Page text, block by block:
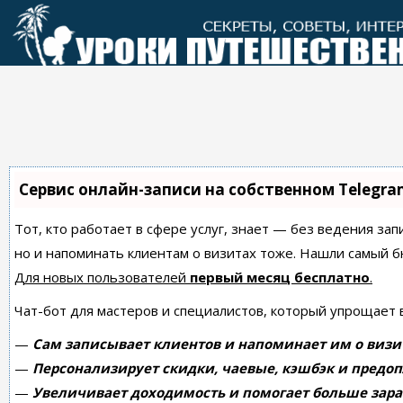
Перейти
контенту
Сервис онлайн-записи на собственном
Тот, кто работает в сфере услуг, знает — без ведения
но и напоминать клиентам о визитах тоже. Нашли самый
Для новых пользователей первый месяц бесплатно.
Чат-бот для мастеров и специалистов, который упрощает
— Сам записывает клиентов и напоминает им о
— Персонализирует скидки, чаевые, кэшбэк и
— Увеличивает доходимость и помогает больше